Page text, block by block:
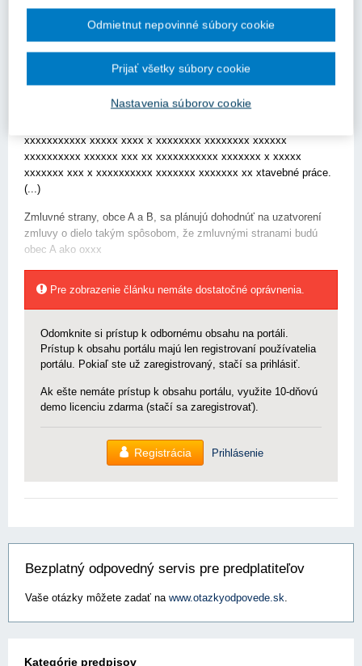
„Obec A plánuje zadať zákazku na dobudovanie svojej materskej
školy inému verejnému obstarávateľovi, susednxx xxxx xx xxxx x
xxxxxxxxxx xxxxxxxxxx xxxxx xxxxx xxxxxxxx xxxxxxx
s.r.o. Obec B je jediným spoločníkom v obecnom podniku Obecné
xxxxxxxxxxx xxxxx xxxx x xxxxxxxx xxxxxxxx xxxxxx
xxxxxxxxxx xxxxxx xxx xx xxxxxxxxxxx xxxxxxx x xxxxx
xxxxxxx xxx x xxxxxxxxxx xxxxxxx xxxxxxx xx xtavebné práce.
(...)
Zmluvné strany, obce A a B, sa plánujú dohodnúť na uzatvorení
zmluvy o dielo takým spôsobom, že zmluvnými stranami budú
obec A ako oxxx
Pre zobrazenie článku nemáte dostatočné oprávnenia.
Odomknite si prístup k odbornému obsahu na portáli.
Prístup k obsahu portálu majú len registrovaní používatelia
portálu. Pokiaľ ste už zaregistrovaný, stačí sa prihlásiť.
Ak ešte nemáte prístup k obsahu portálu, využite 10-dňovú
demo licenciu zdarma (stačí sa zaregistrovať).
Registrácia Prihlásenie
Bezplatný odpovedný servis pre predplatiteľov
Vaše otázky môžete zadať na www.otazkyodpovede.sk.
Kategórie predpisov
Nastavenia súborov cookie
Odmietnut nepovinné súbory cookie
Prijať všetky súbory cookie